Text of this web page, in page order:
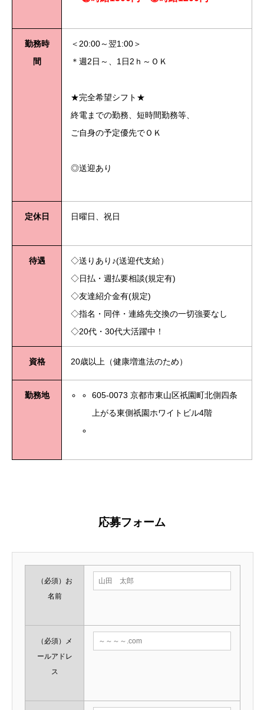
勤務時
間
＜20:00～翌1:00＞
＊週2日～、1日2ｈ～ＯＫ
★完全希望シフト★
終電までの勤務、短時間勤務等、
ご自身の予定優先でＯＫ
◎送迎あり
定休日 日曜日、祝日
待遇
◇送りあり♪(送迎代支給）
◇日払・週払要相談(規定有)
◇友達紹介金有(規定)
◇指名・同伴・連絡先交換の一切強要なし
◇20代・30代大活躍中！
資格 20歳以上（健康増進法のため）
勤務地
605-0073 京都市東山区祇園町北側四条
上がる東側祇園ホワイトビル4階
応募フォーム
（必須） お
名前
（必須）
メ
ールアドレ
ス